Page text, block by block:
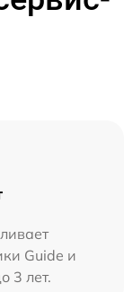
Guide и
3 лет.